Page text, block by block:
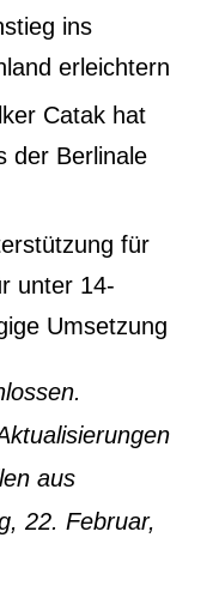
ins
erleichtern
Catak hat
der Berlinale
für
unter 14-
Umsetzung
aus
22. Februar,